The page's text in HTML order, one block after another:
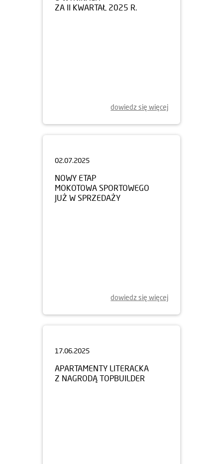
dowiedz się więcej
NOWY ETAP
MOKOTOWA SPORTOWEGO
JUŻ W SPRZEDAŻY
dowiedz się więcej
APARTAMENTY LITERACKA
Z NAGRODĄ TOPBUILDER